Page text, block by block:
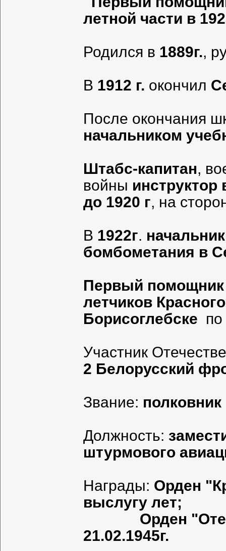
летной части в
Родился в 1889г.,
В 1912 г. окончил
После окончания
начальником
Штабс-капитан,
войны
до 1920 г, на
В 1922г.
бомбометания в
Первый помощник
летчиков
Борисоглебске
Участник
2 Белорусский
Звание: полковник
Должность:
штурмового
Награды: Орден
выслугу лет;
Орден
21.02.1945г.